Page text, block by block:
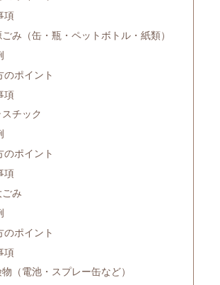
項
み（缶・瓶・ペットボトル・紙類）
のポイント
項
チック
のポイント
項
み
のポイント
項
（電池・スプレー缶など）